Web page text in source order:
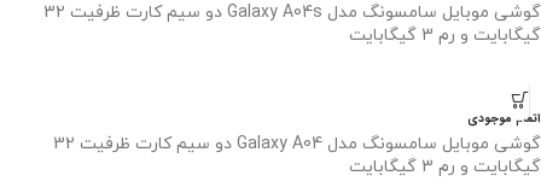
گوشی موبایل سامسونگ مدل Galaxy A04s دو سیم کارت ظرفیت 32
گیگابایت و رم 3 گیگابایت
اتمام موجودی
گوشی موبایل سامسونگ مدل Galaxy A04 دو سیم کارت ظرفیت 32
گیگابایت و رم 3 گیگابایت